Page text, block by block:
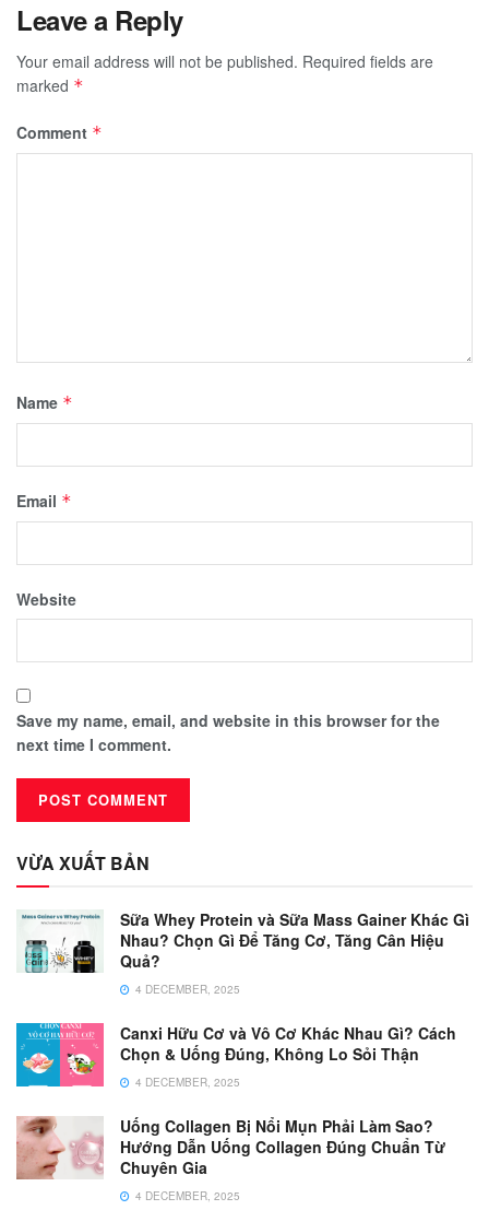
Leave a Reply
Your email address will not be published. Required fields are
marked *
Comment *
Name *
Email *
Website
Save my name, email, and website in this browser for the
next time I comment.
VỪA XUẤT BẢN
Sữa Whey Protein và Sữa Mass Gainer Khác Gì
Nhau? Chọn Gì Để Tăng Cơ, Tăng Cân Hiệu
Quả?
4 DECEMBER, 2025
Canxi Hữu Cơ và Vô Cơ Khác Nhau Gì? Cách
Chọn & Uống Đúng, Không Lo Sỏi Thận
4 DECEMBER, 2025
Uống Collagen Bị Nổi Mụn Phải Làm Sao?
Hướng Dẫn Uống Collagen Đúng Chuẩn Từ
Chuyên Gia
4 DECEMBER, 2025